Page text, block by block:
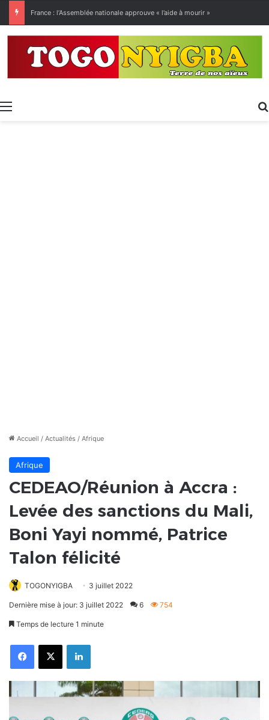
Menu
Accueil / Actualités / Afrique
Afrique
CEDEAO/Réunion à Accra :
Levée des sanctions du Mali,
Boni Yayi nommé, Patrice
Talon félicité
TOGONYIGBA 3 juillet 2022
Dernière mise à jour: 3 juillet 2022 6 754
Temps de lecture 1 minute
FacebookX Linkedin